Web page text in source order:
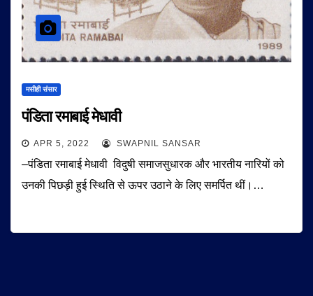
मसीही संसार
पंडिता रमाबाई मेधावी
APR 5, 2022 SWAPNIL SANSAR
–पंडिता रमाबाई मेधावी विदुषी समाजसुधारक और भारतीय नारियों को
उनकी पिछड़ी हुई स्थिति से ऊपर उठाने के लिए समर्पित थीं।…